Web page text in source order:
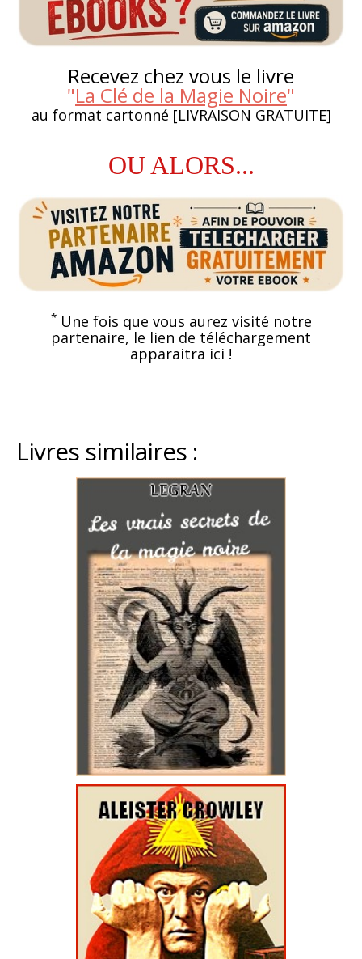
Recevez chez vous le livre
"La Clé de la Magie Noire"
au format cartonné [LIVRAISON GRATUITE]
OU ALORS...
*Une fois que vous aurez visité notre
partenaire, le lien de téléchargement
apparaitra ici !
Livres similaires :